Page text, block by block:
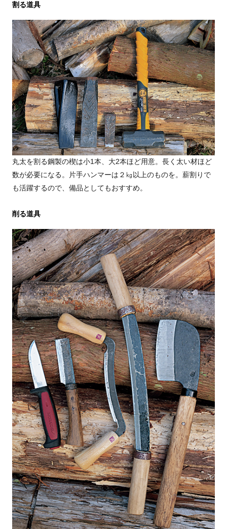
割る道具
丸太を割る鋼製の楔は小1本、大2本ほど用意。長く太い材ほど
数が必要になる。片手ハンマーは２㎏以上のものを。薪割りで
も活躍するので、備品としてもおすすめ。
削る道具